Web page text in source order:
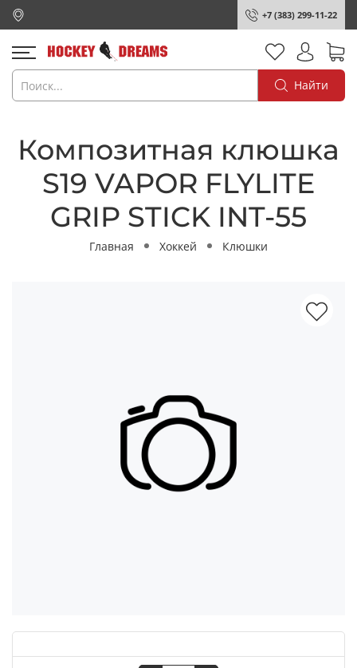
+7 (383) 299-11-22
Найти
Композитная клюшка
S19 VAPOR FLYLITE
GRIP STICK INT-55
Главная Хоккей Клюшки